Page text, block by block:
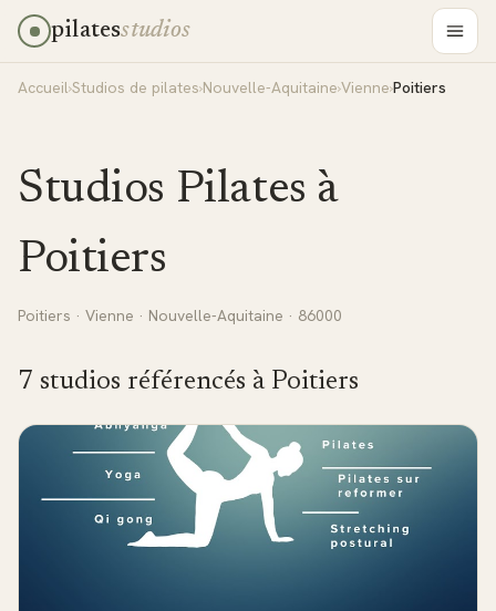
pilatesstudios
Accueil›Studios de pilates›Nouvelle-Aquitaine›Vienne›Poitiers
Studios Pilates à
Poitiers
Poitiers · Vienne · Nouvelle-Aquitaine · 86000
7 studios référencés à Poitiers